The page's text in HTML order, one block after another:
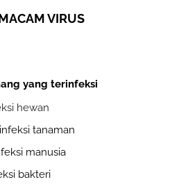
VIRUS
yang terinfeksi
hewan
tanaman
manusia
bakteri